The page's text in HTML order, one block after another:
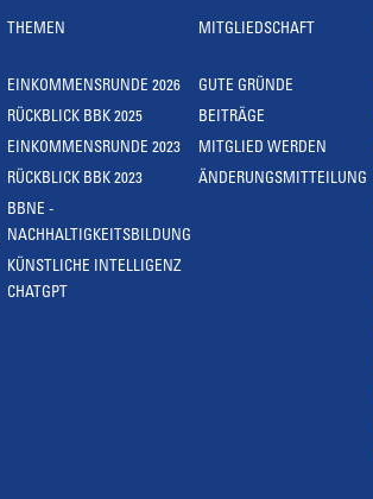
THEMEN
EINKOMMENSRUNDE 2026
RÜCKBLICK BBK 2025
EINKOMMENSRUNDE 2023
RÜCKBLICK BBK 2023
BBNE -
NACHHALTIGKEITSBILDUNG
KÜNSTLICHE INTELLIGENZ
CHATGPT
MITGLIEDSCHAFT
GUTE GRÜNDE
BEITRÄGE
MITGLIED WERDEN
ÄNDERUNGSMITTEILUNG